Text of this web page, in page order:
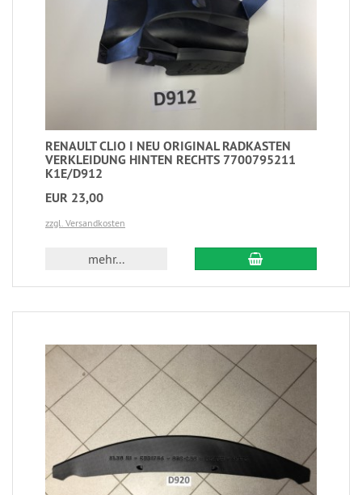
RENAULT CLIO I NEU ORIGINAL RADKASTEN
VERKLEIDUNG HINTEN RECHTS 7700795211
K1E/D912
EUR 23,00
zzgl. Versandkosten
mehr...